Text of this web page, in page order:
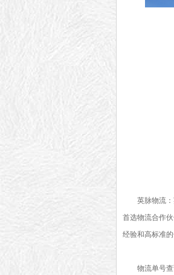
英脉物流
首选物流合作
经验和高标准的
物流单号